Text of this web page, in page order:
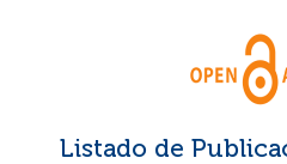
Listado de